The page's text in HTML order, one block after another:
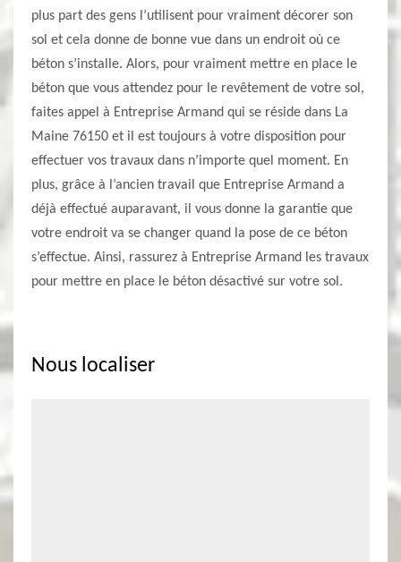
plus part des gens l’utilisent pour vraiment décorer son
sol et cela donne de bonne vue dans un endroit où ce
béton s’installe. Alors, pour vraiment mettre en place le
béton que vous attendez pour le revêtement de votre sol,
faites appel à Entreprise Armand qui se réside dans La
Maine 76150 et il est toujours à votre disposition pour
effectuer vos travaux dans n’importe quel moment. En
plus, grâce à l’ancien travail que Entreprise Armand a
déjà effectué auparavant, il vous donne la garantie que
votre endroit va se changer quand la pose de ce béton
s’effectue. Ainsi, rassurez à Entreprise Armand les travaux
pour mettre en place le béton désactivé sur votre sol.
Nous localiser